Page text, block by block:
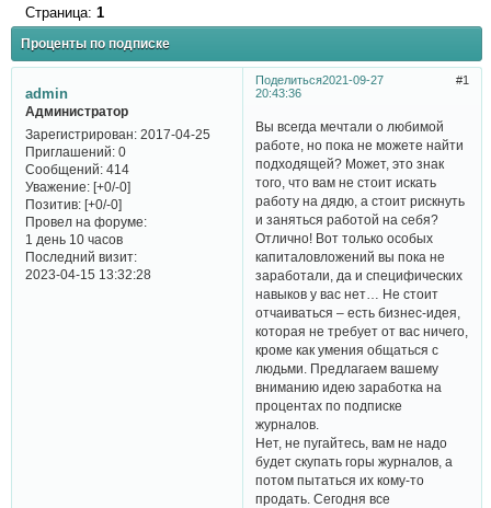
Проценты по подписке
Страница: 1
Поделиться 1
2021-09-27
20:43:36
admin
Администратор
Зарегистрирован: 2017-04-25
Приглашений:0
Сообщений:414
Уважение: [+0/-0]
Позитив: [+0/-0]
Провел на форуме:
1 день 10 часов
Последний визит:
2023-04-15 13:32:28
Вы всегда мечтали о любимой
работе, но пока не можете найти
подходящей? Может, это знак
того, что вам не стоит искать
работу на дядю, а стоит рискнуть
и заняться работой на себя?
Отлично! Вот только особых
капиталовложений вы пока не
заработали, да и специфических
навыков у вас нет… Не стоит
отчаиваться – есть бизнес-идея,
которая не требует от вас ничего,
кроме как умения общаться с
людьми. Предлагаем вашему
вниманию идею заработка на
процентах по подписке
журналов.
Нет, не пугайтесь, вам не надо
будет скупать горы журналов, а
потом пытаться их кому-то
продать. Сегодня все